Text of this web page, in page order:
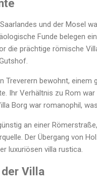
und der Mosel
Funde belegen
die prächtige römische
Treverern bewohnt,
Ihr Verhältnis zu Rom
Borg war romanophil,
an einer
Der Übergang von
luxuriösen villa rustica.
Villa